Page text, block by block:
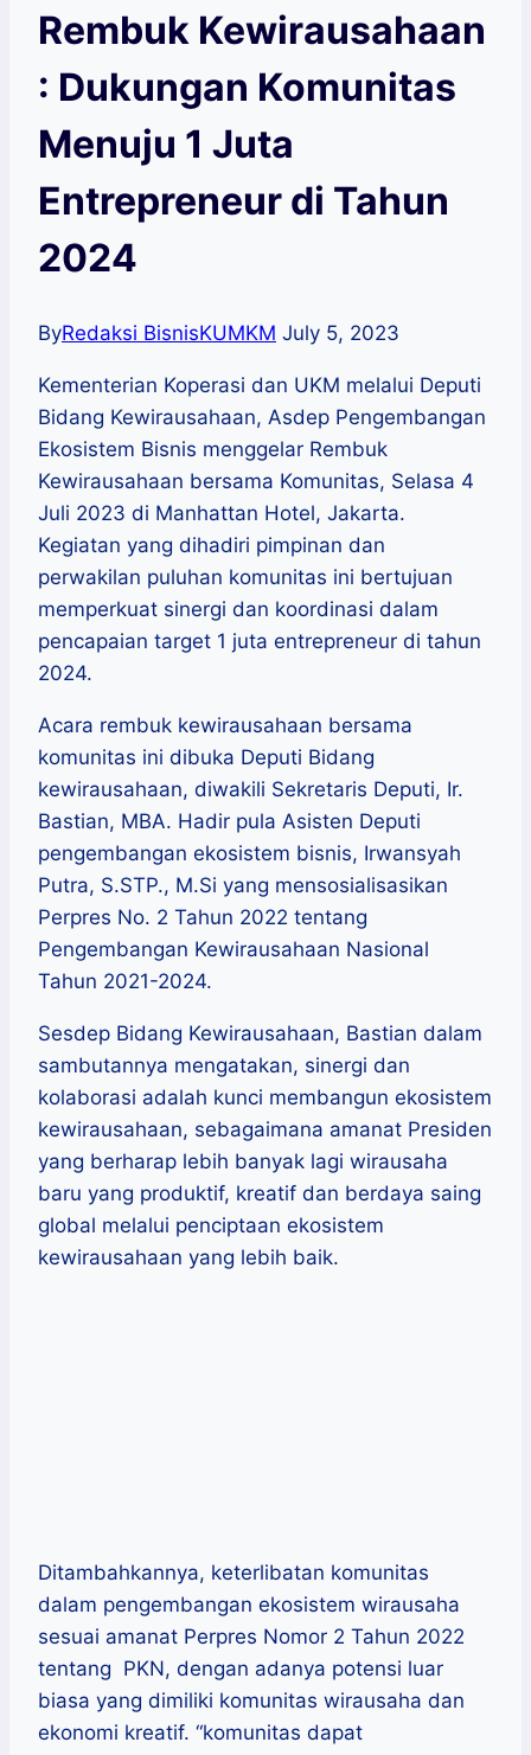
Rembuk Kewirausahaan
: Dukungan Komunitas
Menuju 1 Juta
Entrepreneur di Tahun
2024
ByRedaksi BisnisKUMKM July 5, 2023
Kementerian Koperasi dan UKM melalui Deputi
Bidang Kewirausahaan, Asdep Pengembangan
Ekosistem Bisnis menggelar Rembuk
Kewirausahaan bersama Komunitas, Selasa 4
Juli 2023 di Manhattan Hotel, Jakarta.
Kegiatan yang dihadiri pimpinan dan
perwakilan puluhan komunitas ini bertujuan
memperkuat sinergi dan koordinasi dalam
pencapaian target 1 juta entrepreneur di tahun
2024.
Acara rembuk kewirausahaan bersama
komunitas ini dibuka Deputi Bidang
kewirausahaan, diwakili Sekretaris Deputi, Ir.
Bastian, MBA. Hadir pula Asisten Deputi
pengembangan ekosistem bisnis, Irwansyah
Putra, S.STP., M.Si yang mensosialisasikan
Perpres No. 2 Tahun 2022 tentang
Pengembangan Kewirausahaan Nasional
Tahun 2021-2024.
Sesdep Bidang Kewirausahaan, Bastian dalam
sambutannya mengatakan, sinergi dan
kolaborasi adalah kunci membangun ekosistem
kewirausahaan, sebagaimana amanat Presiden
yang berharap lebih banyak lagi wirausaha
baru yang produktif, kreatif dan berdaya saing
global melalui penciptaan ekosistem
kewirausahaan yang lebih baik.
Ditambahkannya, keterlibatan komunitas
dalam pengembangan ekosistem wirausaha
sesuai amanat Perpres Nomor 2 Tahun 2022
tentang PKN, dengan adanya potensi luar
biasa yang dimiliki komunitas wirausaha dan
ekonomi kreatif. “komunitas dapat